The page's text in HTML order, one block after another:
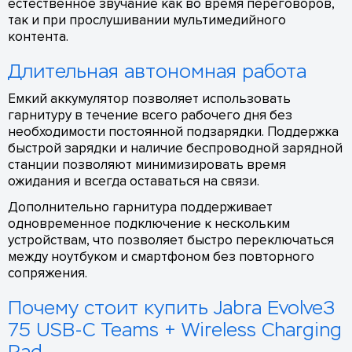
естественное звучание как во время переговоров,
так и при прослушивании мультимедийного
контента.
Длительная автономная работа
Емкий аккумулятор позволяет использовать
гарнитуру в течение всего рабочего дня без
необходимости постоянной подзарядки. Поддержка
быстрой зарядки и наличие беспроводной зарядной
станции позволяют минимизировать время
ожидания и всегда оставаться на связи.
Дополнительно гарнитура поддерживает
одновременное подключение к нескольким
устройствам, что позволяет быстро переключаться
между ноутбуком и смартфоном без повторного
сопряжения.
Почему стоит купить Jabra Evolve3
75 USB-C Teams + Wireless Charging